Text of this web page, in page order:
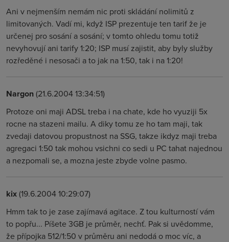
Ani v nejmenším nemám nic proti skládání nolimitů z
limitovaných. Vadí mi, když ISP prezentuje ten tarif že je
určenej pro sosání a sosání; v tomto ohledu tomu totiž
nevyhovují ani tarify 1:20; ISP musí zajistit, aby byly služby
rozředěné i nesosači a to jak na 1:50, tak i na 1:20!
Nargon(21.6.2004 13:34:51)
Protoze oni maji ADSL treba i na chate, kde ho vyuziji 5x
rocne na stazeni mailu. A diky tomu ze ho tam maji, tak
zvedaji datovou propustnost na SSG, takze ikdyz maji treba
agregaci 1:50 tak mohou vsichni co sedi u PC tahat najednou
a nezpomali se, a mozna jeste zbyde volne pasmo.
kix(19.6.2004 10:29:07)
Hmm tak to je zase zajímavá agitace. Z tou kulturností vám
to popřu... Píšete 3GB je průměr, nechť. Pak si uvědomme,
že přípojka 512/1:50 v průměru ani nedodá o moc víc, a